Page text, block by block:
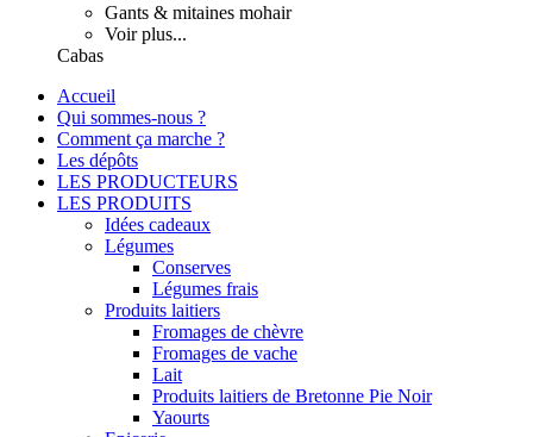
Gants & mitaines mohair
Voir plus...
Cabas
Accueil
Qui sommes-nous ?
Comment ça marche ?
Les dépôts
LES PRODUCTEURS
LES PRODUITS
Idées cadeaux
Légumes
Conserves
Légumes frais
Produits laitiers
Fromages de chèvre
Fromages de vache
Lait
Produits laitiers de Bretonne Pie Noir
Yaourts